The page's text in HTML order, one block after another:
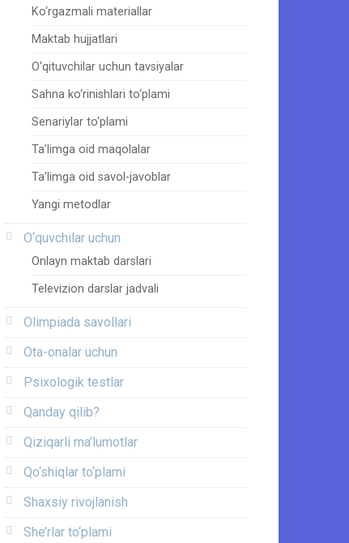
Ko‘rgazmali materiallar
Maktab hujjatlari
O‘qituvchilar uchun tavsiyalar
Sahna ko‘rinishlari to‘plami
Senariylar to‘plami
Ta’limga oid maqolalar
Ta’limga oid savol-javoblar
Yangi metodlar
O‘quvchilar uchun
Onlayn maktab darslari
Televizion darslar jadvali
Olimpiada savollari
Ota-onalar uchun
Psixologik testlar
Qanday qilib?
Qiziqarli ma’lumotlar
Qo‘shiqlar to‘plami
Shaxsiy rivojlanish
She’rlar to‘plami